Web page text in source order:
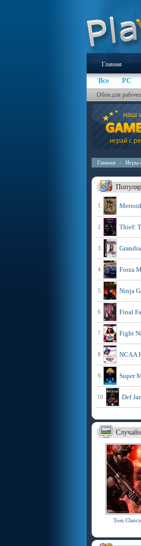
Главная
Все PC
Обои для
Главная - Игры
1.
2. Thief:
3. Grandia
4. Forza
5. Ninja
6. Final
7. Fight
8. NCAA
9. Super
10. Def
Tom